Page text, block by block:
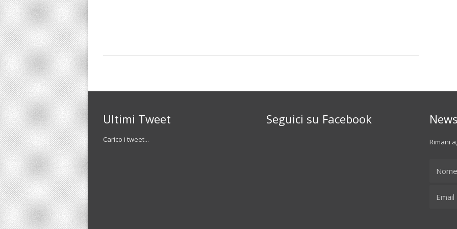
Ultimi Tweet
Carico i tweet...
Seguici su Facebook
Rimani